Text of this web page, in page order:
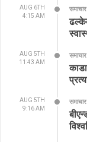
AUG 6TH
4:15 AM
समाचार
AUG 5TH
11:43 AM
समाचार
AUG 5TH
9:16 AM
समाचार